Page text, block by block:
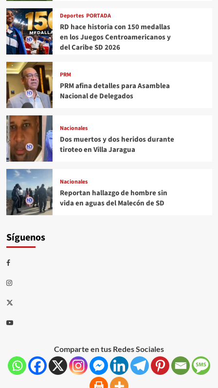
Deportes PORTADA
RD hace historia con 150 medallas
en los Juegos Centroamericanos y
del Caribe SD 2026
PRM
PRM afina detalles para Asamblea
Nacional de Delegados
Nacionales
Dos muertos y dos heridos durante
tiroteo en Villa Jaragua
Nacionales
Reportan hallazgo de hombre sin
vida en aguas del Malecón de SD
Síguenos
Comparte en tus Redes Sociales